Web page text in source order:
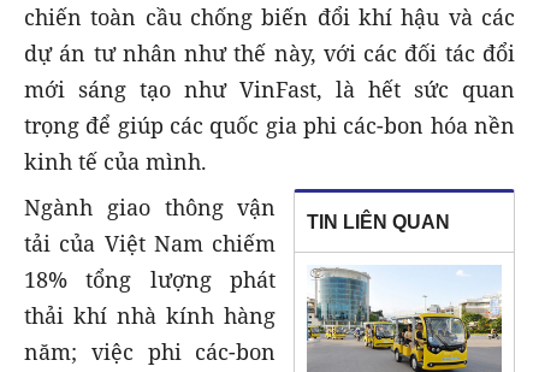
chiến toàn cầu chống biến đổi khí hậu và các
dự án tư nhân như thế này, với các đối tác đổi
mới sáng tạo như VinFast, là hết sức quan
trọng để giúp các quốc gia phi các-bon hóa nền
kinh tế của mình.
TIN LIÊN QUAN
Ngành giao thông vận
tải của Việt Nam chiếm
18% tổng lượng phát
thải khí nhà kính hàng
năm; việc phi các-bon